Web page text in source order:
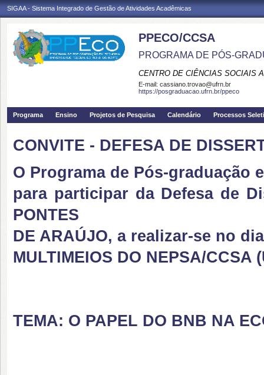
SIGAA - Sistema Integrado de Gestão de Atividades Acadêmicas
PPECO/CCSA
PROGRAMA DE PÓS-
CENTRO DE CIÊNCIAS SOCIAIS
E-mail: cassiano.trovao@ufrn.br
https://posgraduacao.ufrn.br/ppeco
Programa Ensino Projetos de Pesquisa Calendário Processos
CONVITE - DEFESA DE
O Programa de Pós-graduação
para participar da Defesa de
PONTES
DE ARAÚJO, a realizar-se no
MULTIMEIOS DO NEPSA/CCSA
TEMA: O PAPEL DO BNB NA